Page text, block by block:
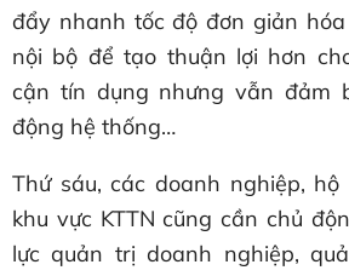
đẩy nhanh tốc độ đơn giản
nội bộ để tạo thuận lợi hơn
cận tín dụng nhưng vẫn đảm
động hệ thống…
Thứ sáu, các doanh nghiệp,
khu vực KTTN cũng cần chủ
lực quản trị doanh nghiệp,